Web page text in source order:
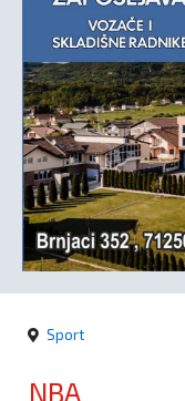
Sport
Kultura
Crna
kronika
Politika
Sport
NBA